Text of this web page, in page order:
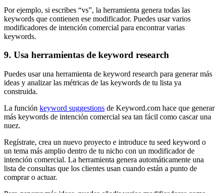
Por ejemplo, si escribes “vs”, la herramienta genera todas las
keywords que contienen ese modificador. Puedes usar varios
modificadores de intención comercial para encontrar varias
keywords.
9. Usa herramientas de keyword research
Puedes usar una herramienta de keyword research para generar más
ideas y analizar las métricas de las keywords de tu lista ya
construida.
La función keyword suggestions de Keyword.com hace que generar
más keywords de intención comercial sea tan fácil como cascar una
nuez.
Regístrate, crea un nuevo proyecto e introduce tu seed keyword o
un tema más amplio dentro de tu nicho con un modificador de
intención comercial. La herramienta genera automáticamente una
lista de consultas que los clientes usan cuando están a punto de
comprar o actuar.